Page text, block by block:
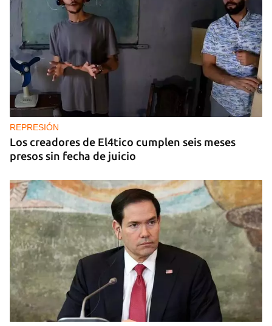
REPRESIÓN
Los creadores de El4tico cumplen seis meses
presos sin fecha de juicio